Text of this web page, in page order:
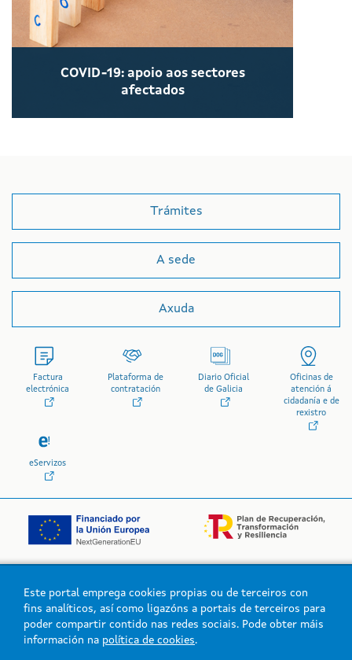
COVID-19: apoio aos sectores
afectados
Trámites
A sede
Axuda
Factura
electrónica
Plataforma de
contratación
Diario Oficial
de Galicia
Oficinas de
atención á
cidadanía e de
rexistro
eServizos
Logo da Xunta de Galicia
Este portal emprega cookies propias ou de terceiros con
fins analíticos, así como ligazóns a portais de terceiros para
poder compartir contido nas redes sociais. Pode obter máis
información na política de cookies.